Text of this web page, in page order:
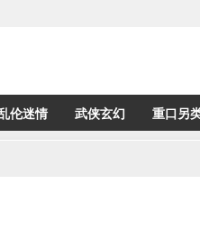
伦迷情 武侠玄幻 重口另